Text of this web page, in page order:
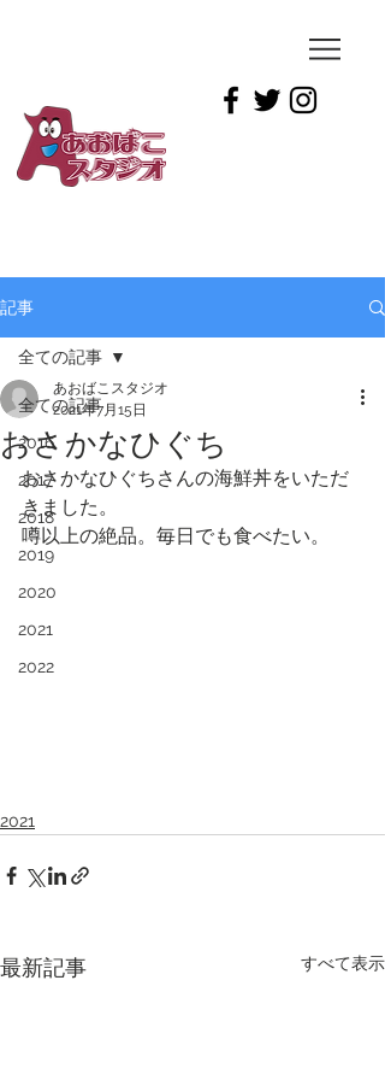
記事
全ての記事
2016
2017
2018
2019
2020
2021
2022
全ての記事
おさかなひぐち
あおばこスタジオ
2021年7月15日
おさかなひぐちさんの海鮮丼をいただ
きました。
噂以上の絶品。毎日でも食べたい。
2021
最新記事 すべて表示